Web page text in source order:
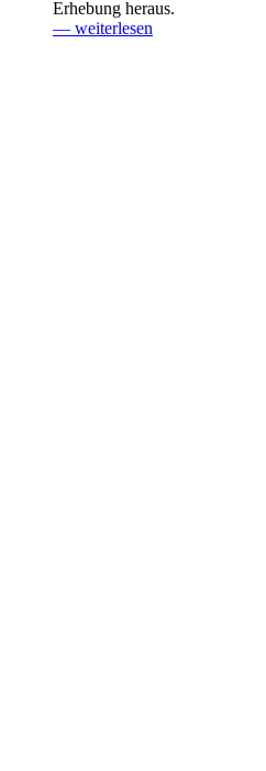
Erhebung heraus.
— weiterlesen